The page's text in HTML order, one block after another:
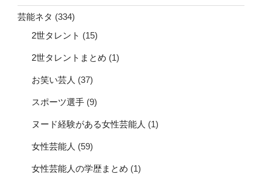
芸能ネタ (334)
2世タレント (15)
2世タレントまとめ (1)
お笑い芸人 (37)
スポーツ選手 (9)
ヌード経験がある女性芸能人 (1)
女性芸能人 (59)
女性芸能人の学歴まとめ (1)